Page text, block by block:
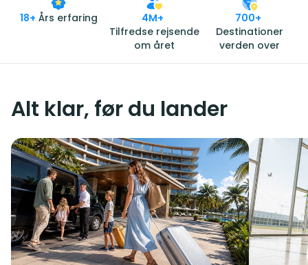
18+ Års erfaring
4M+
Tilfredse rejsende
om året
700+
Destinationer
verden over
Alt klar, før du lander